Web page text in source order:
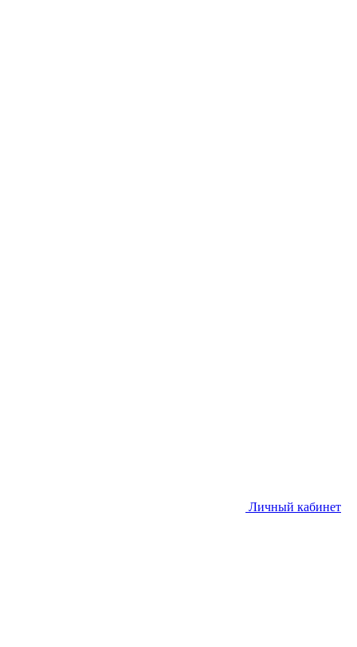
Личный кабинет